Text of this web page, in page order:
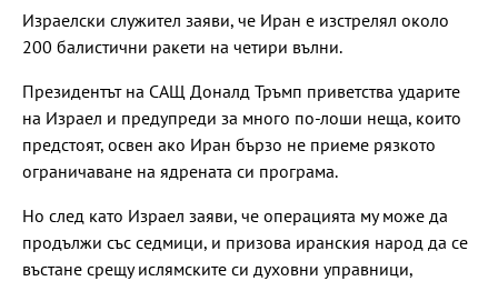
Израелски служител заяви, че Иран е изстрелял около
200 балистични ракети на четири вълни.
Президентът на САЩ Доналд Тръмп приветства ударите
на Израел и предупреди за много по-лоши неща, които
предстоят, освен ако Иран бързо не приеме рязкото
ограничаване на ядрената си програма.
Но след като Израел заяви, че операцията му може да
продължи със седмици, и призова иранския народ да се
въстане срещу ислямските си духовни управници,